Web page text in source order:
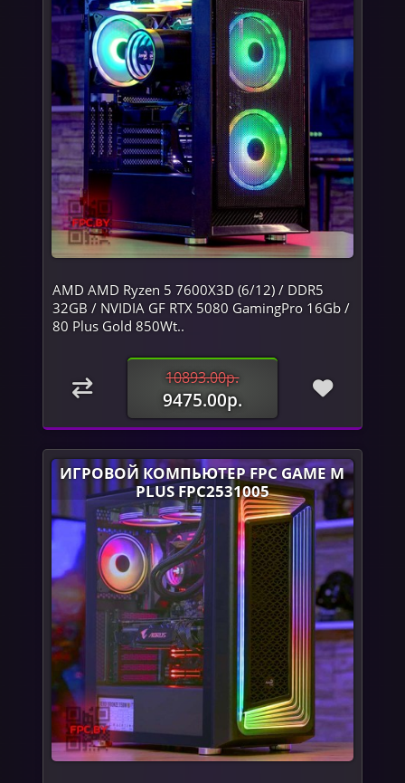
AMD AMD Ryzen 5 7600X3D (6/12) / DDR5
32GB / NVIDIA GF RTX 5080 GamingPro 16Gb /
80 Plus Gold 850Wt..
10893.00р.
9475.00р.
ИГРОВОЙ КОМПЬЮТЕР FPC GAME M
PLUS FPC2531005